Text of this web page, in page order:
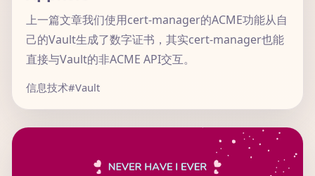
上一篇文章我们使用cert-manager的ACME功能从自
己的Vault生成了数字证书，其实cert-manager也能
直接与Vault的非ACME API交互。
信息技术#Vault